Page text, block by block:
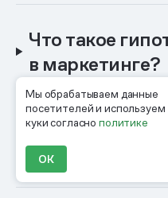
Мы обрабатываем данные
посетителей и используем
куки согласнополитике
ОК
Что такое
в маркетинге?
Что такое
гипотез?